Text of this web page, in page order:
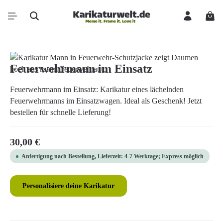
Zum Hauptinhalt springen
Bildergalerie überspringen
Feuerwehrmann im Einsatz
Feuerwehrmann im Einsatz: Karikatur eines lächelnden
Feuerwehrmanns im Einsatzwagen. Ideal als Geschenk! Jetzt
bestellen für schnelle Lieferung!
Regulärer Preis:
30,00 €
Anfertigung nach Bestellung, Lieferzeit: 4-7 Werktage; Express möglich
Personalisiere deine Karikatur